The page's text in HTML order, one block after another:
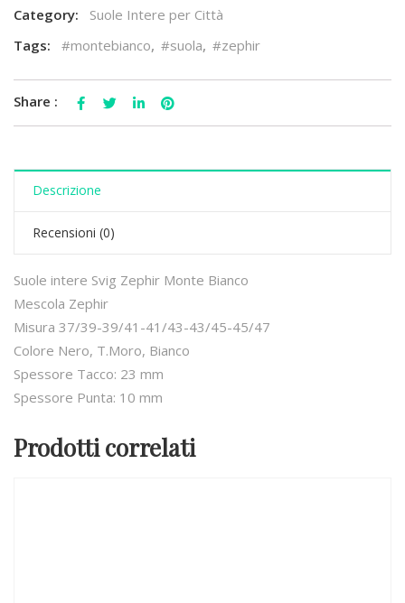
Category:
Suole Intere per Città
Tags:
#montebianco, #suola, #zephir
Share :
Descrizione
Recensioni (0)
Suole intere Svig Zephir Monte Bianco
Mescola Zephir
Misura 37/39-39/41-41/43-43/45-45/47
Colore Nero, T.Moro, Bianco
Spessore Tacco: 23 mm
Spessore Punta: 10 mm
Prodotti correlati